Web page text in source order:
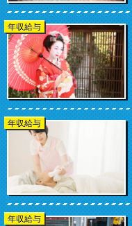
年収給与
年収給与
年収給与